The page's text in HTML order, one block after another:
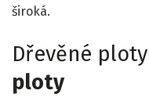
široká.
Dřevěné
ploty